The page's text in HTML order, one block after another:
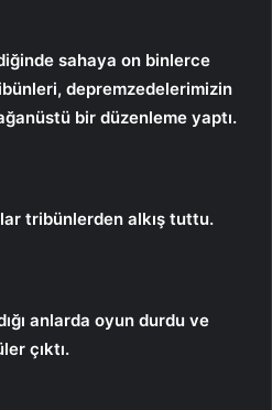
sahaya on binlerce
depremzedelerimizin
bir düzenleme yaptı.
tribünlerden alkış tuttu.
anlarda oyun durdu ve
çıktı.